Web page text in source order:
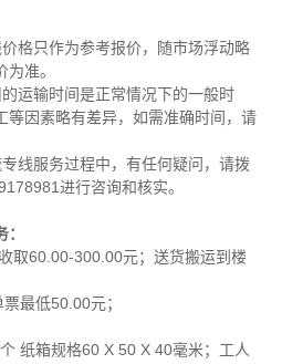
格只作为参考报价，随市场浮动略
准。
运输时间是正常情况下的一般时
等因素略有差异，如需准确时间，请
线服务过程中，有任何疑问，请拨
进行咨询和核实。
取60.00-300.00元；送货搬运到楼
最低50.00元；
纸箱规格60 X 50 X 40毫米；工人